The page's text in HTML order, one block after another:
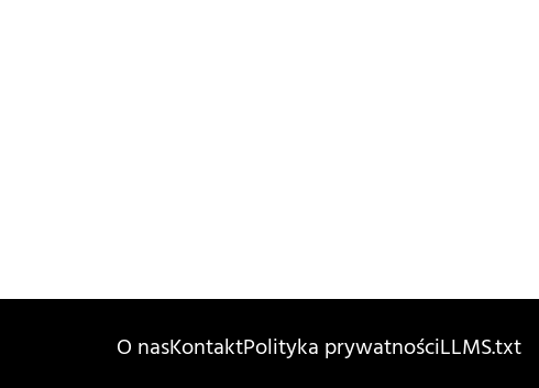
O nasKontaktPolityka prywatnościLLMS.txt